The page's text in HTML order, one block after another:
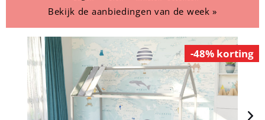
Bekijk de aanbiedingen van de week »
-48% korting